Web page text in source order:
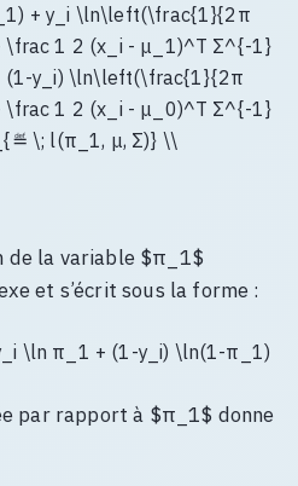
+ y_i \ln\left(\frac{1}{2π
1 2 (x_i - μ_1)^T Σ^{-1}
(1-y_i) \ln\left(\frac{1}{2π
1 2 (x_i - μ_0)^T Σ^{-1}
\; l(π_1, μ, Σ)} \\
de la variable $π_1$
et s’écrit sous la forme :
\ln π_1 + (1-y_i) \ln(1-π_1)
par rapport à $π_1$ donne